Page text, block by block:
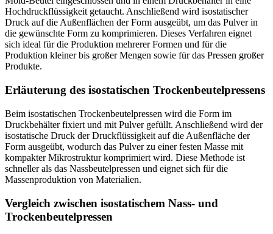
Hochdruckflüssigkeit getaucht. Anschließend wird isostatischer
Druck auf die Außenflächen der Form ausgeübt, um das Pulver in
die gewünschte Form zu komprimieren. Dieses Verfahren eignet
sich ideal für die Produktion mehrerer Formen und für die
Produktion kleiner bis großer Mengen sowie für das Pressen großer
Produkte.
Erläuterung des isostatischen Trockenbeutelpressens
Beim isostatischen Trockenbeutelpressen wird die Form im
Druckbehälter fixiert und mit Pulver gefüllt. Anschließend wird der
isostatische Druck der Druckflüssigkeit auf die Außenfläche der
Form ausgeübt, wodurch das Pulver zu einer festen Masse mit
kompakter Mikrostruktur komprimiert wird. Diese Methode ist
schneller als das Nassbeutelpressen und eignet sich für die
Massenproduktion von Materialien.
Vergleich zwischen isostatischem Nass- und
Trockenbeutelpressen